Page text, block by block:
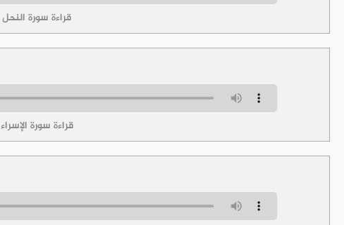
قراءة سورة النحل
قراءة سورة الإسراء